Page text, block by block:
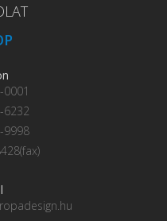
6232
9998